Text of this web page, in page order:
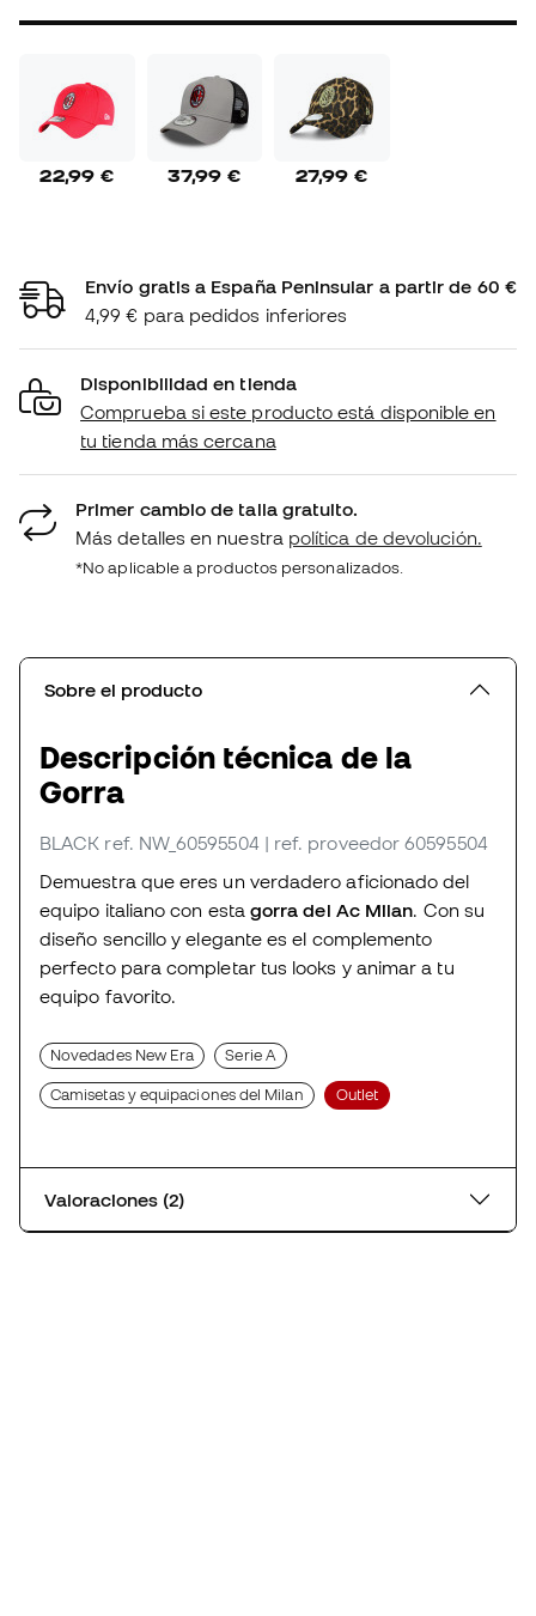
22,99 € 37,99 € 27,99 €
Envío gratis a España Peninsular a partir de 60 €
4,99 € para pedidos inferiores
Disponibilidad en tienda
Comprueba si este producto está disponible en
tu tienda más cercana
Primer cambio de talla gratuito.
Más detalles en nuestra política de devolución.
*No aplicable a productos personalizados.
Sobre el producto
Descripción técnica de la
Gorra
BLACK ref. NW_60595504 | ref. proveedor 60595504
Demuestra que eres un verdadero aficionado del
equipo italiano con esta gorra del Ac Milan . Con su
diseño sencillo y elegante es el complemento
perfecto para completar tus looks y animar a tu
equipo favorito.
Novedades New Era Serie A
Camisetas y equipaciones del Milan Outlet
Valoraciones (2)